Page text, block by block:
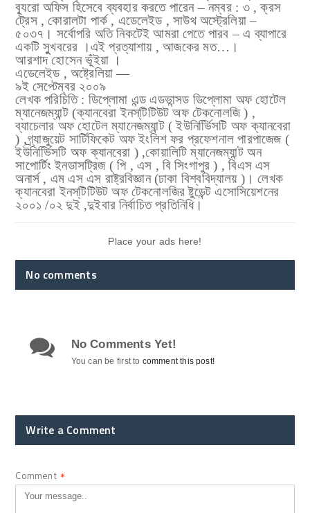
ব্যূরো অফিস হিসেবে ব্যবহার করতে পারেন – নম্বর : ৩ , ক্রস
ট্রেস , কোরালটা পার্ক , এডেলেইড , সাউথ অস্ট্রেলিয়া –
৫০৩৭। সর্বোপরি অতি নিকটেই আমরা পেতে পারব – এ ব্যাপারে
একটি সুুখবরের ।এই প্রত্যাশায় , আজকের মত…।
আরশাদ হোসেন ভূঁইয়া ।
এডেলেইড , অষ্ট্রেলিয়া —
৯ই সেপ্টেম্বর ২০০৯
লেখক পরিচিতি : ডিপ্লোমা এন্ড এডভান্সড ডিপ্লোমা অফ হোটেল
ম্যানেজম্যান্ট (ক্যানবেরা ইনস্‌টিটিউট অফ টেকনোলজি ) ,
ব্যাচেলার অফ হোটেল ম্যানেজম্যান্ট ( ইউনির্ভিিসটি অফ ক্যানবেরা
) ,গ্র্যাজুয়েট সার্টিফিকেট অফ ইংলিশ ফর প্রফেশনাল পারপাজেজ (
ইউনির্ভিিসটি অফ ক্যানবেরা ) ,কোয়ালিটি ম্যানেজম্যান্ট অন
সাপোর্টিং ইনডাসট্রিজ ( পি , এস , বি সিংগাপুর ) , বিএস এস
অনার্স , এম এস এস রাষ্ট্রবিজ্ঞান (ঢাকা বিশ্ববিদ্যালয় )। লেখক
ক্যানবেরা ইনস্‌টিটিউট অফ টেকনোলজির ষ্টুডেন্ট এসোসিয়েশনের
২০০১ /০২ দুই ,দুইবার নির্বাচিত প্রতিনিধি।
Place your ads here!
No comments
No Comments Yet!
You can be first to comment this post!
Write a Comment
Comment *